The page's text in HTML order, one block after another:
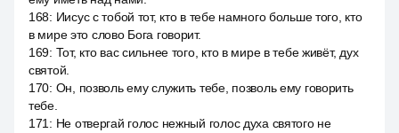
168: Иисус с тобой тот, кто в тебе намного больше того, кто
в мире это слово Бога говорит.
169: Тот, кто вас сильнее того, кто в мире в тебе живёт, дух
святой.
170: Он, позволь ему служить тебе, позволь ему говорить
тебе.
171 : Не отвергай голос нежный голос духа святого не